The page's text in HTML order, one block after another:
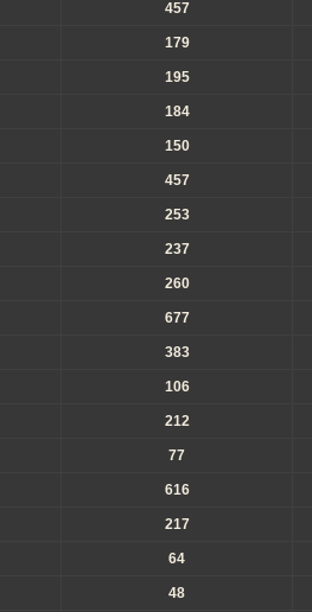
457
179
195
184
150
457
253
237
260
677
383
106
212
77
616
217
64
48